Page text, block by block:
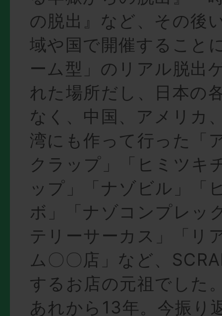
の脱出』など、その後
域や国で開催すること
ーム型」のリアル脱出
れた場所だし、日本の
なく、中国、アメリカ
湾にも作って行った「
クラップ」「ヒミツキ
ップ」「ナゾビル」「
ボ」「ナゾコンプレッ
テリーサーカス」「リ
ム〇〇店」など、
するお店の元祖でした
あれから13年。今振り